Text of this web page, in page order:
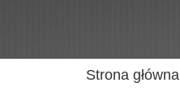
Strona główna